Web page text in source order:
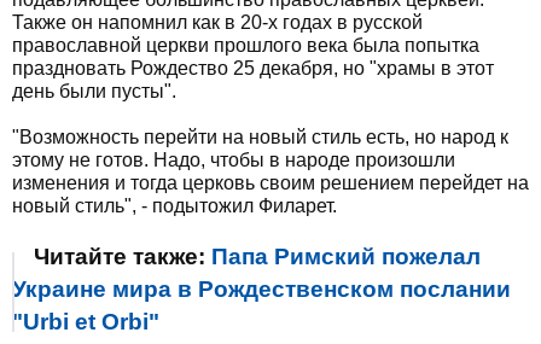
Также он напомнил как в 20-х годах в русской
православной церкви прошлого века была попытка
праздновать Рождество 25 декабря, но "храмы в этот
день были пусты".
"Возможность перейти на новый стиль есть, но народ к
этому не готов. Надо, чтобы в народе произошли
изменения и тогда церковь своим решением перейдет на
новый стиль", - подытожил Филарет.
Читайте также: Папа Римский пожелал
Украине мира в Рождественском послании
"Urbi et Orbi"